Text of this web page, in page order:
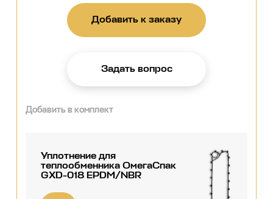
Добавить к заказу
Задать вопрос
Добавить в комплект
Уплотнение для
теплообменника ОмегаСпак
GXD-018 EPDM/NBR